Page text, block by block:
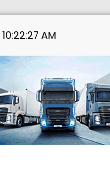
10:22:28 AM